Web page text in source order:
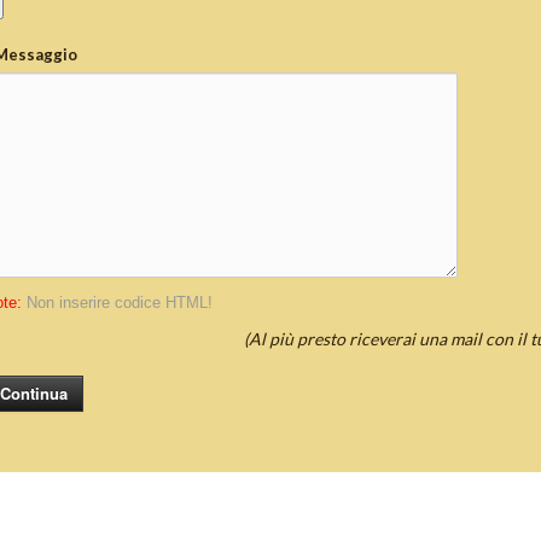
Non inserire codice HTML!
(Al più presto riceverai una mail con il
Continua